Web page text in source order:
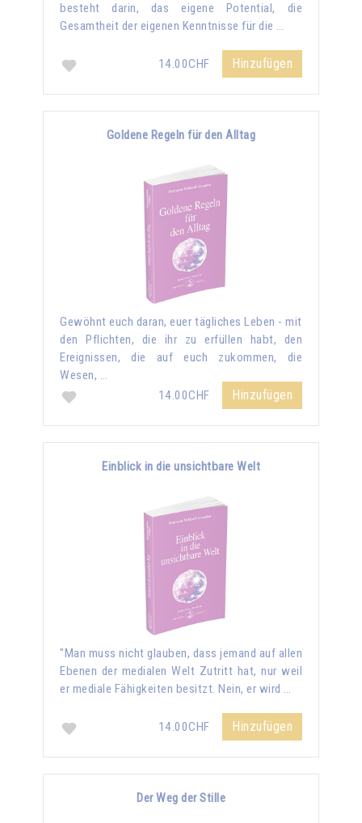
besteht darin, das eigene Potential, die
Gesamtheit der eigenen Kenntnisse für die …
14.00CHF Hinzufügen
Goldene Regeln für den Alltag
Gewöhnt euch daran, euer tägliches Leben - mit
den Pflichten, die ihr zu erfüllen habt, den
Ereignissen, die auf euch zukommen, die
Wesen, …
14.00CHF
Hinzufügen
Einblick in die unsichtbare Welt
"Man muss nicht glauben, dass jemand auf allen
Ebenen der medialen Welt Zutritt hat, nur weil
er mediale Fähigkeiten besitzt. Nein, er wird …
14.00CHF Hinzufügen
Der Weg der Stille